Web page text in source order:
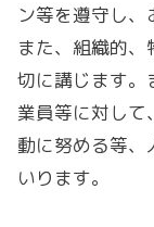
ン等を遵守し、
また、組織的
切に講じます。
業員等に対して
動に努める等、
いります。